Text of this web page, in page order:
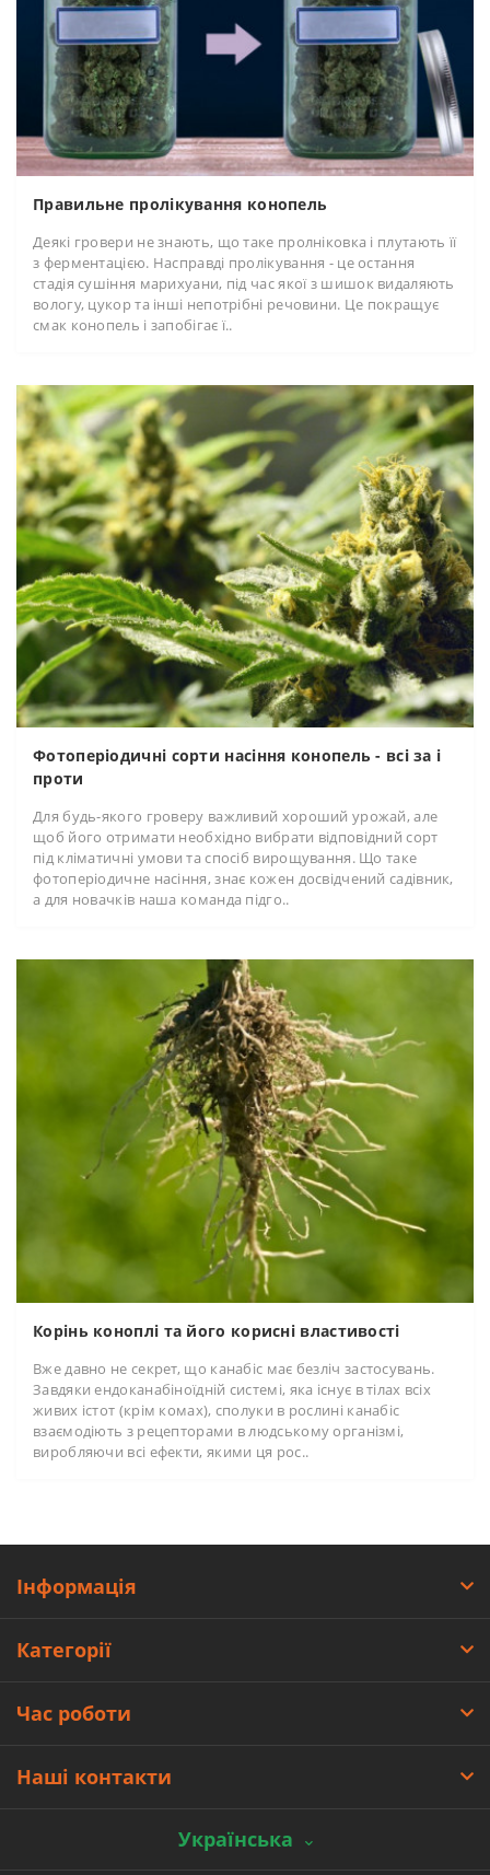
Правильне пролікування конопель
Деякі гровери не знають, що таке пролніковка і плутають її
з ферментацією. Насправді пролікування - це остання
стадія сушіння марихуани, під час якої з шишок видаляють
вологу, цукор та інші непотрібні речовини. Це покращує
смак конопель і запобігає ї..
Фотоперіодичні сорти насіння конопель - всі за і
проти
Для будь-якого гроверу важливий хороший урожай, але
щоб його отримати необхідно вибрати відповідний сорт
під кліматичні умови та спосіб вирощування. Що таке
фотоперіодичне насіння, знає кожен досвідчений садівник,
а для новачків наша команда підго..
Корінь коноплі та його корисні властивості
Вже давно не секрет, що канабіс має безліч застосувань.
Завдяки ендоканабіноїдній системі, яка існує в тілах всіх
живих істот (крім комах), сполуки в рослині канабіс
взаємодіють з рецепторами в людському організмі,
виробляючи всі ефекти, якими ця рос..
Інформація
Категорії
Час роботи
Наші контакти
Українська